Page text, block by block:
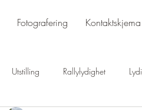
Fotografering Kontaktskjema
Utstilling Rallylydighet